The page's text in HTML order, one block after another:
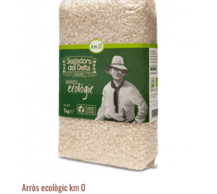
Arròs ecològic km 0